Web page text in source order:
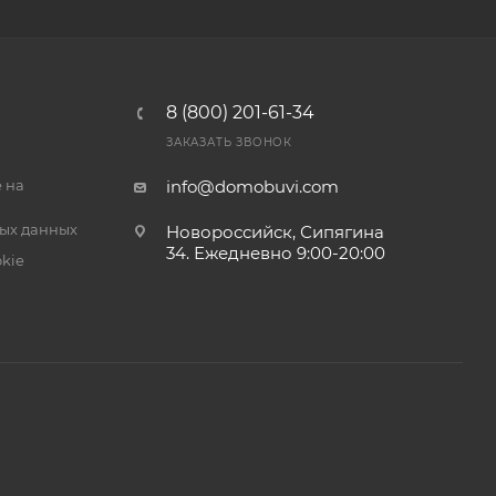
на
данных
8 (800) 201-61-34
ЗАКАЗАТЬ ЗВОНОК
info@domobuvi.com
Новороссийск, Сипягина
34. Ежедневно 9:00-20:00